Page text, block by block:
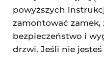
powyższych
zamontować zamek,
bezpieczeństwo i
drzwi. Jeśli nie